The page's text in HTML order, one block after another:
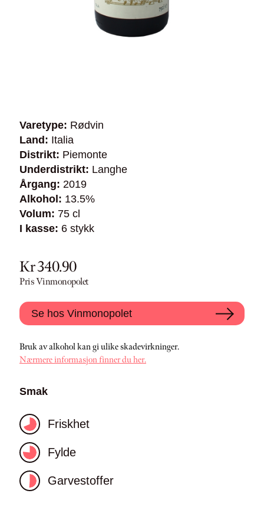
Varetype: Rødvin
Land: Italia
Distrikt: Piemonte
Underdistrikt: Langhe
Årgang: 2019
Alkohol: 13.5%
Volum: 75 cl
I kasse: 6 stykk
Kr 340.90
Pris Vinmonopolet
Se hos Vinmonopolet
Bruk av alkohol kan gi ulike skadevirkninger.
Nærmere informasjon finner du her.
Smak
Friskhet
Fylde
Garvestoffer